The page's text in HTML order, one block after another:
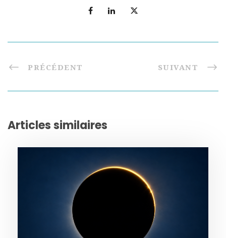
PRÉCÉDENT SUIVANT
Articles similaires